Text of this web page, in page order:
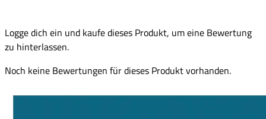
Logge dich ein und kaufe dieses Produkt, um eine Bewertung
zu hinterlassen.
Noch keine Bewertungen für dieses Produkt vorhanden.